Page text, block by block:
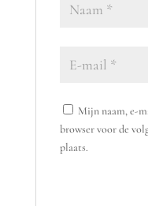
Mijn naam, e-
browser voor de
plaats.